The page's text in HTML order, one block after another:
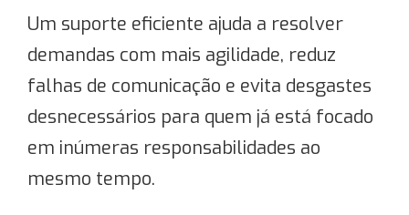
Um suporte eficiente ajuda a resolver
demandas com mais agilidade, reduz
falhas de comunicação e evita desgastes
desnecessários para quem já está focado
em inúmeras responsabilidades ao
mesmo tempo.